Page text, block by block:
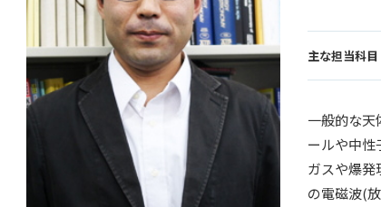
主な担当科目
一般的な天
ールや中性
ガスや爆発
の電磁波(